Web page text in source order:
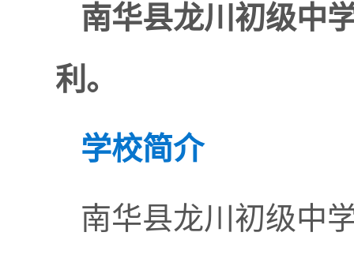
南华县龙川初级中
利。
学校简介
南华县龙川初级中